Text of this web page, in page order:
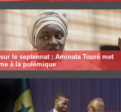
le septennat : Aminata Touré met
à la polémique